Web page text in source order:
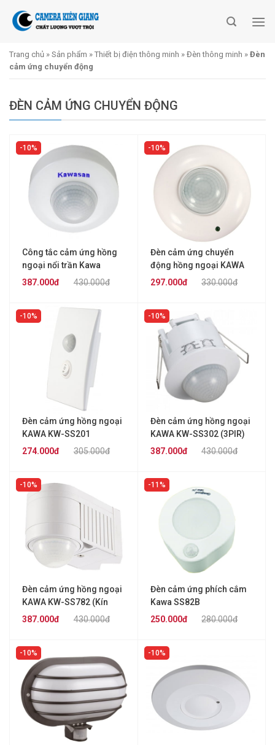
Trang chủ » Sản phẩm » Thiết bị điện thông minh » Đèn thông minh » Đèn
cảm ứng chuyển động
ĐÈN CẢM ỨNG CHUYỂN ĐỘNG
10%
Công tắc cảm ứng hồng
ngoại nổi trần Kawa
SS282
430.000đ
387.000đ
10%
Đèn cảm ứng chuyển
động hồng ngoại KAWA
SS281C
330.000đ
297.000đ
10%
Đèn cảm ứng hồng ngoại
KAWA KW-SS201
305.000đ
274.000đ
10%
Đèn cảm ứng hồng ngoại
KAWA KW-SS302 (3PIR)
430.000đ
387.000đ
10%
Đèn cảm ứng hồng ngoại
KAWA KW-SS782 (Kín
nước)
430.000đ
387.000đ
11%
Đèn cảm ứng phích cắm
Kawa SS82B
280.000đ
250.000đ
10% 10%